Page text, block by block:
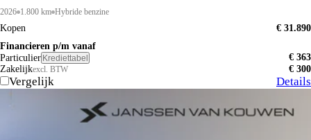
2026 1.800 km Hybride benzine
Kopen
€ 31.890
Financieren p/m vanaf
Particulier Krediettabel
€ 363
Zakelijkexcl. BTW € 300
Vergelijk Details